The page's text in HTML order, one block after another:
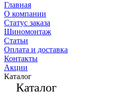
Главная
О компании
Статус заказа
Шиномонтаж
Статьи
Оплата и доставка
Контакты
Акции
Каталог
Каталог